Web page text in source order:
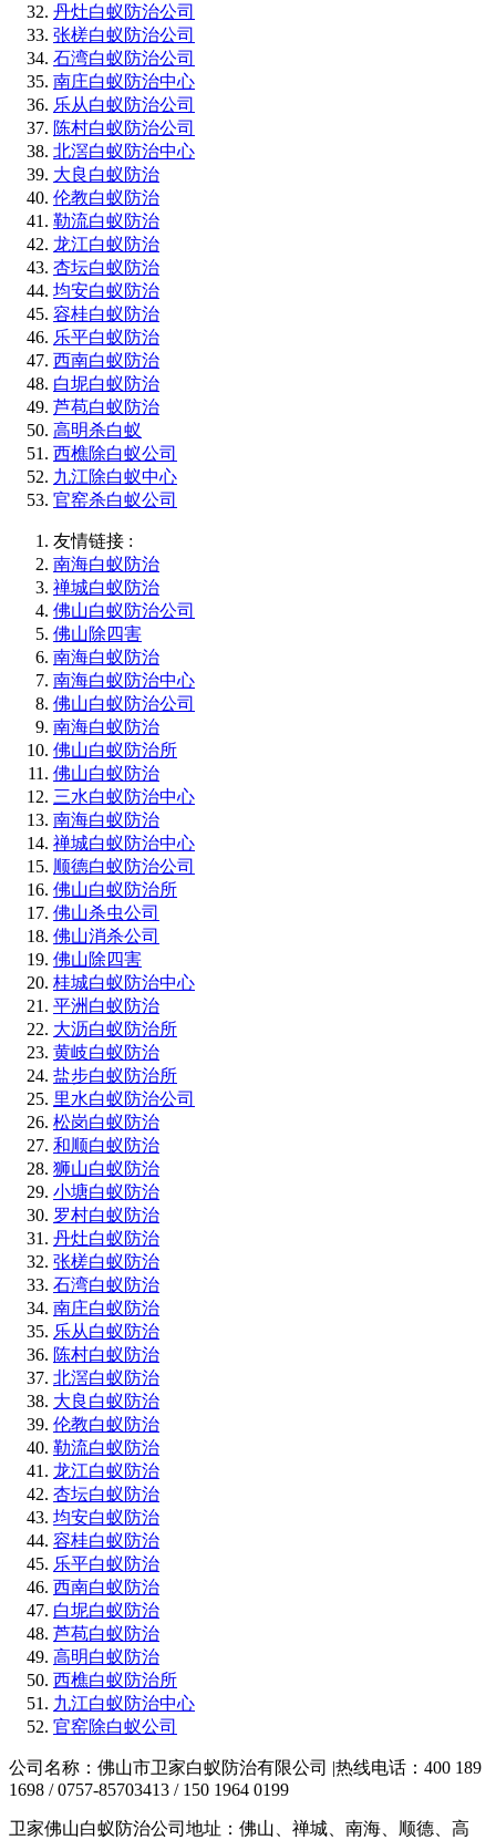
丹灶白蚁防治公司
张槎白蚁防治公司
石湾白蚁防治公司
南庄白蚁防治中心
乐从白蚁防治公司
陈村白蚁防治公司
北滘白蚁防治中心
大良白蚁防治
伦教白蚁防治
勒流白蚁防治
龙江白蚁防治
杏坛白蚁防治
均安白蚁防治
容桂白蚁防治
乐平白蚁防治
西南白蚁防治
白坭白蚁防治
芦苞白蚁防治
高明杀白蚁
西樵除白蚁公司
九江除白蚁中心
官窑杀白蚁公司
友情链接 :
南海白蚁防治
禅城白蚁防治
佛山白蚁防治公司
佛山除四害
南海白蚁防治
南海白蚁防治中心
佛山白蚁防治公司
南海白蚁防治
佛山白蚁防治所
佛山白蚁防治
三水白蚁防治中心
南海白蚁防治
禅城白蚁防治中心
顺德白蚁防治公司
佛山白蚁防治所
佛山杀虫公司
佛山消杀公司
佛山除四害
桂城白蚁防治中心
平洲白蚁防治
大沥白蚁防治所
黄岐白蚁防治
盐步白蚁防治所
里水白蚁防治公司
松岗白蚁防治
和顺白蚁防治
狮山白蚁防治
小塘白蚁防治
罗村白蚁防治
丹灶白蚁防治
张槎白蚁防治
石湾白蚁防治
南庄白蚁防治
乐从白蚁防治
陈村白蚁防治
北滘白蚁防治
大良白蚁防治
伦教白蚁防治
勒流白蚁防治
龙江白蚁防治
杏坛白蚁防治
均安白蚁防治
容桂白蚁防治
乐平白蚁防治
西南白蚁防治
白坭白蚁防治
芦苞白蚁防治
高明白蚁防治
西樵白蚁防治所
九江白蚁防治中心
官窑除白蚁公司
公司名称：佛山市卫家白蚁防治有限公司 |热线电话：400 189
1698 / 0757-85703413 / 150 1964 0199
卫家佛山白蚁防治公司地址：佛山、禅城、南海、顺德、高